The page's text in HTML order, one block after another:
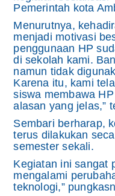
Pemerintah kota
Menurutnya,
menjadi motivasi
penggunaan HP
di sekolah kami.
namun tidak
Karena itu, kami
siswa membawa
alasan yang jelas,”
Sembari berharap,
terus dilakukan
semester sekali.
Kegiatan ini sangat
mengalami
teknologi,”